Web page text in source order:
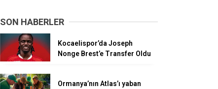
SON HABERLER
Kocaelispor’da Joseph
Nonge Brest’e Transfer Oldu
Ormanya’nın Atlas’ı yaban